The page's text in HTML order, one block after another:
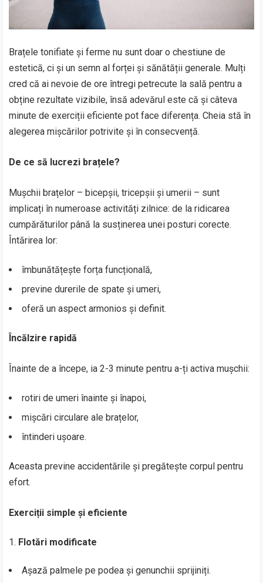
Brațele tonifiate și ferme nu sunt doar o chestiune de
estetică, ci și un semn al forței și sănătății generale. Mulți
cred că ai nevoie de ore întregi petrecute la sală pentru a
obține rezultate vizibile, însă adevărul este că și câteva
minute de exerciții eficiente pot face diferența. Cheia stă în
alegerea mișcărilor potrivite și în consecvență.
De ce să lucrezi brațele?
Mușchii brațelor – bicepșii, tricepșii și umerii – sunt
implicați în numeroase activități zilnice: de la ridicarea
cumpărăturilor până la susținerea unei posturi corecte.
Întărirea lor:
îmbunătățește forța funcțională,
previne durerile de spate și umeri,
oferă un aspect armonios și definit.
Încălzire rapidă
Înainte de a începe, ia 2-3 minute pentru a-ți activa mușchii:
rotiri de umeri înainte și înapoi,
mișcări circulare ale brațelor,
întinderi ușoare.
Aceasta previne accidentările și pregătește corpul pentru
efort.
Exerciții simple și eficiente
Flotări modificate
Așază palmele pe podea și genunchii sprijiniți.